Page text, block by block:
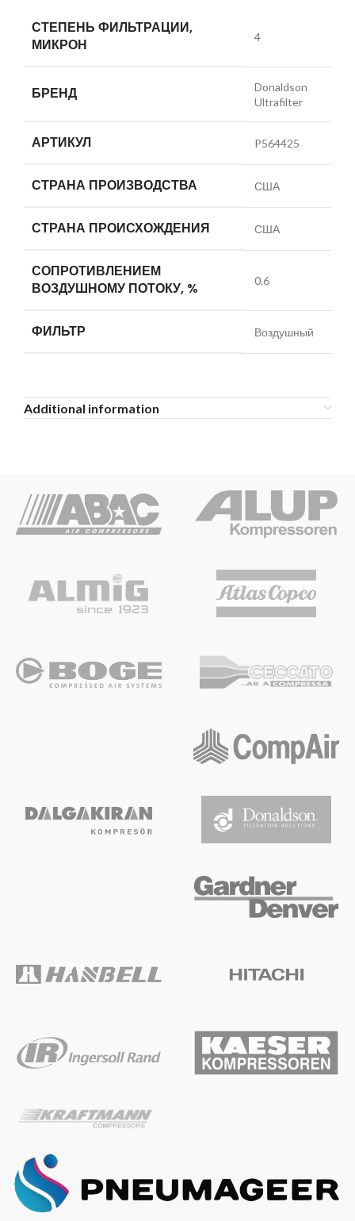
СТЕПЕНЬ ФИЛЬТРАЦИИ,
МИКРОН
4
БРЕНД
Donaldson
Ultrafilter
АРТИКУЛ P564425
СТРАНА ПРОИЗВОДСТВА США
СТРАНА ПРОИСХОЖДЕНИЯ США
СОПРОТИВЛЕНИЕМ
ВОЗДУШНОМУ ПОТОКУ, %
0.6
ФИЛЬТР Воздушный
Additional information